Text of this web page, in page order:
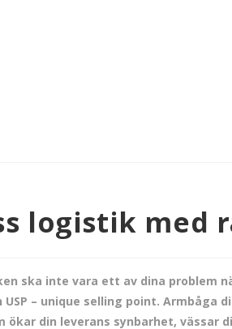
logistik med
ska inte vara ett av dina problem
USP – unique selling point.
ökar din leverans synbarhet, vässar